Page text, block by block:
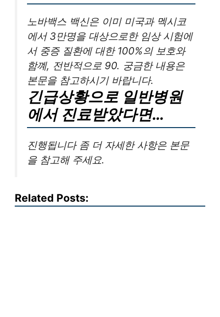
노바백스 백신은 이미 미국과 멕시코
에서 3만명을 대상으로한 임상 시험에
서 중증 질환에 대한 100%의 보호와
함꼐, 전반적으로 90. 궁금한 내용은
본문을 참고하시기 바랍니다.
긴급상황으로 일반병원
에서 진료받았다면…
진행됩니다 좀 더 자세한 사항은 본문
을 참고해 주세요.
Related Posts: